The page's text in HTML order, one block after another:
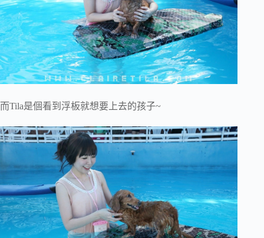
而Tila是個看到浮板就想要上去的孩子~